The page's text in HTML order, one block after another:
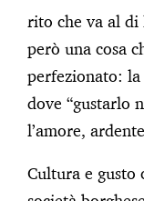
rito che va al di
però una cosa
perfezionato:
dove “gustarlo
l’amore,
Cultura e gusto